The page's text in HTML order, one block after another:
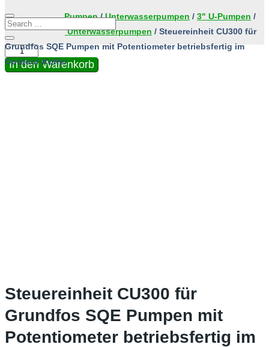
Steuereinheit
CU300
fürIn den Warenkorb
Home/Shop/Pumpen/Unterwasserpumpen / 3" U-Pumpen /
Zubehör für 3" Unterwasserpumpen / Steuereinheit CU300 für
Grundfos SQE Pumpen mit Potentiometer betriebsfertig im
Outdoor-Koffer
Steuereinheit CU300 für
Grundfos SQE Pumpen mit
Potentiometer betriebsfertig im